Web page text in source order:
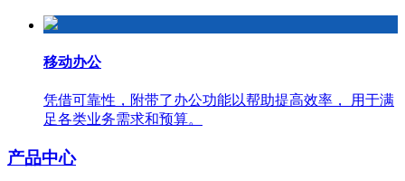
移动办公
凭借可靠性，附带了办公功能以帮助提高效率， 用于满
足各类业务需求和预算。
产品中心